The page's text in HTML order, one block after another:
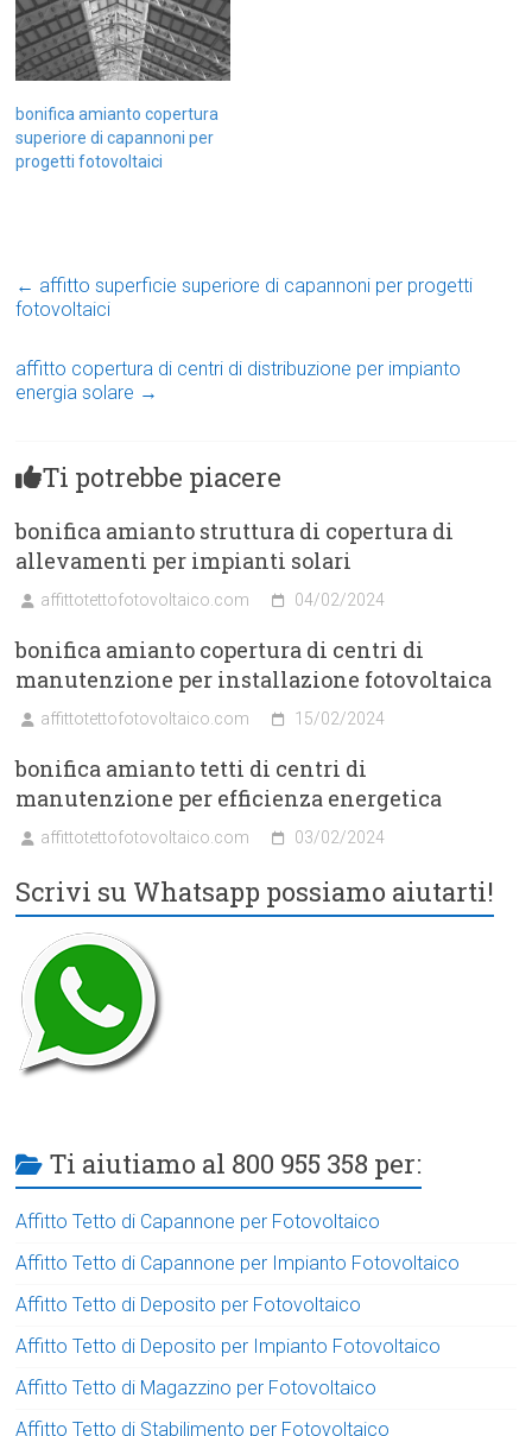
bonifica amianto copertura
superiore di capannoni per
progetti fotovoltaici
← affitto superficie superiore di capannoni per progetti
fotovoltaici
affitto copertura di centri di distribuzione per impianto
energia solare →
Ti potrebbe piacere
bonifica amianto struttura di copertura di
allevamenti per impianti solari
affittotettofotovoltaico.com 04/02/2024
bonifica amianto copertura di centri di
manutenzione per installazione fotovoltaica
affittotettofotovoltaico.com 15/02/2024
bonifica amianto tetti di centri di
manutenzione per efficienza energetica
affittotettofotovoltaico.com 03/02/2024
Scrivi su Whatsapp possiamo aiutarti!
Ti aiutiamo al 800 955 358 per:
Affitto Tetto di Capannone per Fotovoltaico
Affitto Tetto di Capannone per Impianto Fotovoltaico
Affitto Tetto di Deposito per Fotovoltaico
Affitto Tetto di Deposito per Impianto Fotovoltaico
Affitto Tetto di Magazzino per Fotovoltaico
Affitto Tetto di Stabilimento per Fotovoltaico